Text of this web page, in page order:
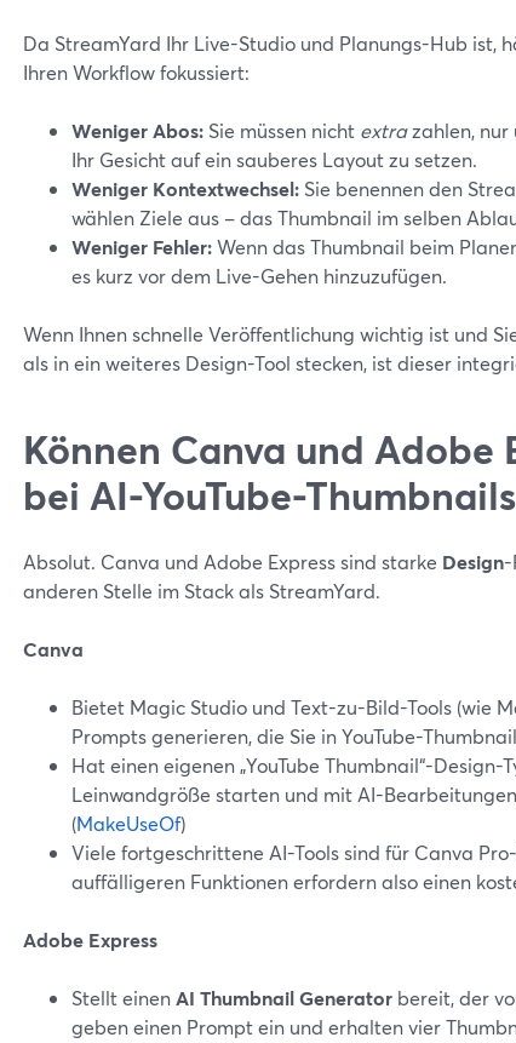
Da StreamYard Ihr Live-Studio und Planungs-Hub ist,
Ihren Workflow fokussiert:
Weniger Abos: Sie müssen nicht extrazahlen, nur
Ihr Gesicht auf ein sauberes Layout zu setzen.
Weniger Kontextwechsel: Sie benennen den
wählen Ziele aus – das Thumbnail im selben
Weniger Fehler:Wenn das Thumbnail beim
es kurz vor dem Live-Gehen hinzuzufügen.
Wenn Ihnen schnelle Veröffentlichung wichtig ist und
als in ein weiteres Design-Tool stecken, ist dieser
Können Canva und Adobe
bei AI-YouTube-
Absolut. Canva und Adobe Express sind starke Design-
anderen Stelle im Stack als StreamYard.
Canva
Bietet Magic Studio und Text-zu-Bild-Tools (wie
Prompts generieren, die Sie in YouTube-
Hat einen eigenen „YouTube Thumbnail“-
Leinwandgröße starten und mit AI-
(MakeUseOf)
Viele fortgeschrittene AI-Tools sind für Canva
auffälligeren Funktionen erfordern also einen
Adobe Express
Stellt einenAI Thumbnail Generator bereit, der
geben einen Prompt ein und erhalten vier